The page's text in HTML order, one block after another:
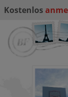
Kostenlos